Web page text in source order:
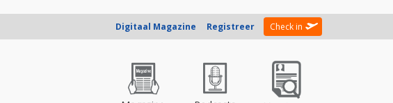
Digitaal Magazine Registreer Check in